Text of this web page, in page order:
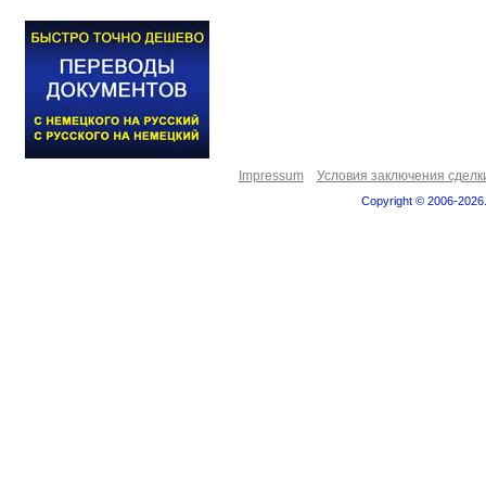
Impressum Условия заключения
Copyright © 2006-